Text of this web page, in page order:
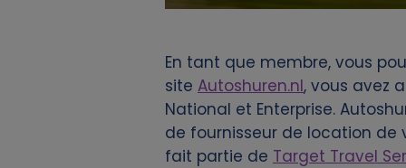
En tant que membre, vous
site Autoshuren.nl, vous avez
National et Enterprise.
de fournisseur de location de
fait partie de Target Travel